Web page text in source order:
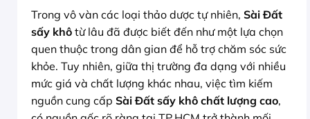
Trong vô vàn các loại thảo dược tự nhiên, Sài Đất
sấy khô từ lâu đã được biết đến như một lựa chọn
quen thuộc trong dân gian để hỗ trợ chăm sóc sức
khỏe. Tuy nhiên, giữa thị trường đa dạng với nhiều
mức giá và chất lượng khác nhau, việc tìm kiếm
nguồn cung cấp Sài Đất sấy khô chất lượng cao,